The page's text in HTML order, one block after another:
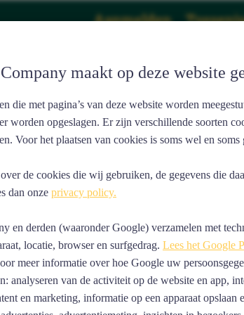
Aanmelden
maakt op deze website
die met pagina’s van deze website worden
worden opgeslagen. Er zijn verschillende soorten
Voor het plaatsen van cookies is soms wel en soms
de cookies die wij gebruiken, de gegevens die
dan onze privacy policy.
en derden (waaronder Google) verzamelen met
locatie, browser en surfgedrag. Lees het Google
meer informatie over hoe Google uw
analyseren van de activiteit op de website en app,
en marketing, informatie op een apparaat opslaan